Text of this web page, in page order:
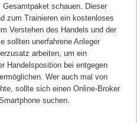
schauen. Dieser
zum Trainieren ein kostenloses
Verstehen des Handels und der
sollten unerfahrene Anleger
arbeiten, um ein
Handelsposition bei entgegen
Wer auch mal von
sollte sich einen Online-Broker
suchen.